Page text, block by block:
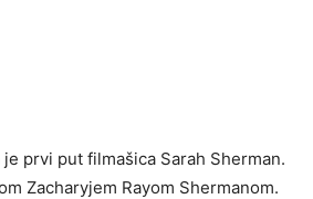
je prvi put filmašica Sarah Sherman.
Zacharyjem Rayom Shermanom.